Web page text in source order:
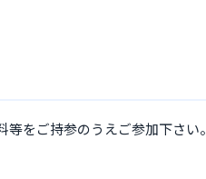
をご持参のうえご参加下さい。